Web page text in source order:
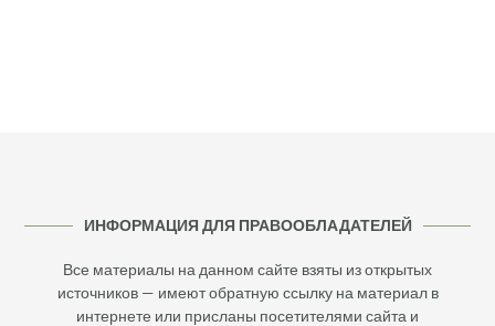
ИНФОРМАЦИЯ ДЛЯ ПРАВООБЛАДАТЕЛЕЙ
Все материалы на данном сайте взяты из открытых
источников — имеют обратную ссылку на материал в
интернете или присланы посетителями сайта и